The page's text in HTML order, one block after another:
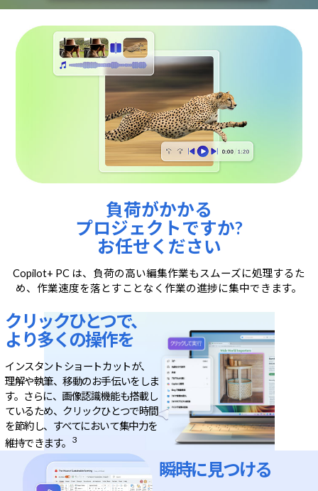
負荷がかかる
プロジェクトですか?
お任せください
Copilot+ PC は、負荷の高い編集作業もスムーズに処理するた
め、作業速度を落とすことなく作業の進捗に集中できます。
クリックひとつで、
より多くの操作を
インスタント ショートカットが、
理解や執筆、移動のお手伝いをしま
す。さらに、画像認識機能も搭載し
ているため、クリックひとつで時間
を節約し、すべてにおいて集中力を
維持できます。
3
瞬時に見つける